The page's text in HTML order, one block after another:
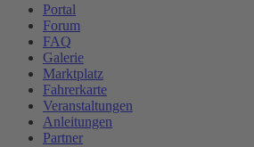
Portal
Forum
FAQ
Galerie
Marktplatz
Fahrerkarte
Veranstaltungen
Anleitungen
Partner